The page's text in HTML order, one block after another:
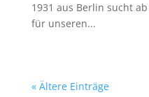
1931 aus Berlin sucht
für unseren...
« Ältere Einträge